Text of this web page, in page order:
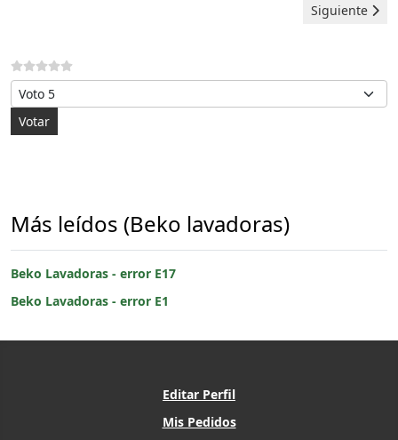
Artículo
Siguiente
Por favor, vote
Más leídos (Beko lavadoras)
Beko Lavadoras - error E17
Beko Lavadoras - error E1
Editar Perfil
Mis Pedidos